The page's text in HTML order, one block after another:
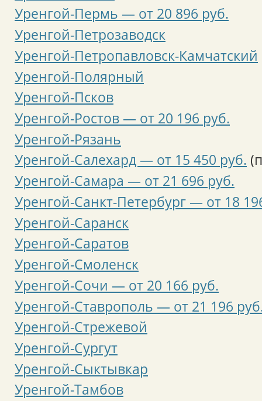
Уренгой-Пермь — от 20 896 руб.
Уренгой-Петрозаводск
Уренгой-Петропавловск-Камчатский
Уренгой-Полярный
Уренгой-Псков
Уренгой-Ростов — от 20 196 руб.
Уренгой-Рязань
Уренгой-Салехард — от 15 450 руб.
Уренгой-Самара — от 21 696 руб.
Уренгой-Санкт-Петербург — от 18
Уренгой-Саранск
Уренгой-Саратов
Уренгой-Смоленск
Уренгой-Сочи — от 20 166 руб.
Уренгой-Ставрополь — от 21 196
Уренгой-Стрежевой
Уренгой-Сургут
Уренгой-Сыктывкар
Уренгой-Тамбов